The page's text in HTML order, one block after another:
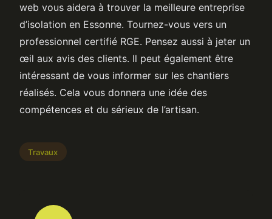
web vous aidera à trouver la meilleure entreprise
d’isolation en Essonne. Tournez-vous vers un
professionnel certifié RGE. Pensez aussi à jeter un
œil aux avis des clients. Il peut également être
intéressant de vous informer sur les chantiers
réalisés. Cela vous donnera une idée des
compétences et du sérieux de l’artisan.
Travaux